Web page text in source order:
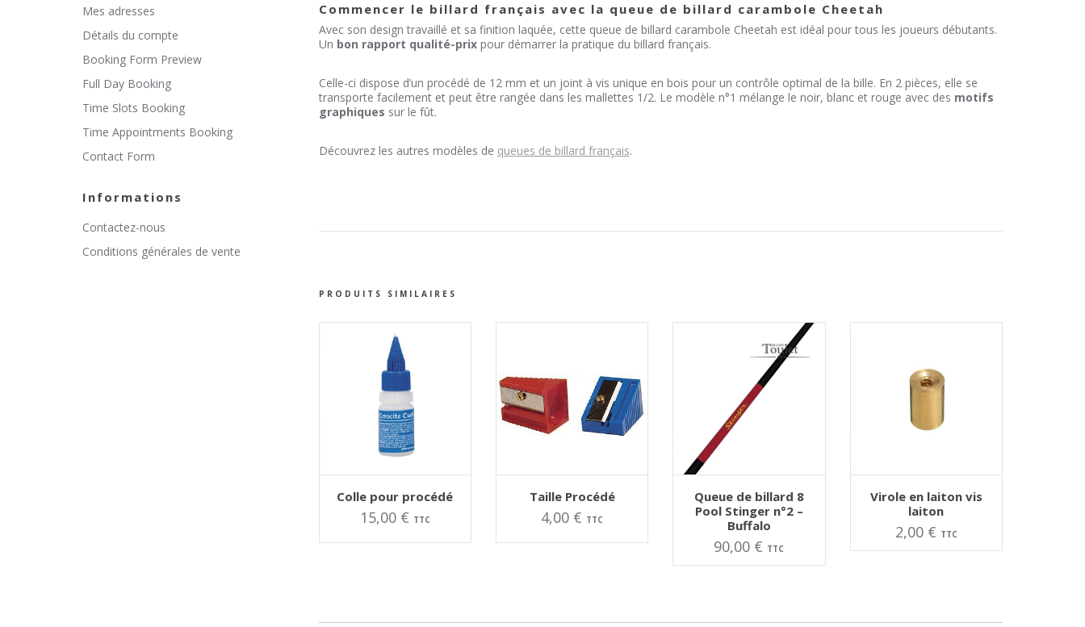
Mes adresses
Détails du compte
Booking Form Preview
Full Day Booking
Time Slots Booking
Time Appointments Booking
Contact Form
Informations
Contactez-nous
Conditions générales de vente
Commencer le billard français avec la queue de billard carambole Cheetah
Avec son design travaillé et sa finition laquée, cette queue de billard carambole Cheetah est idéal pour tous les joueurs débutants.
Un bon rapport qualité-prixpour démarrer la pratique du billard français.
Celle-ci dispose d’un procédé de 12 mm et un joint à vis unique en bois pour un contrôle optimal de la bille. En 2 pièces, elle se
transporte facilement et peut être rangée dans les mallettes 1/2. Le modèle n°1 mélange le noir, blanc et rouge avec des motifs
graphiques sur le fût.
Découvrez les autres modèles de queues de billard français.
PRODUITS SIMILAIRES
Colle pour procédé
15,00 € TTC
Ce
produit
a
variations.
la
Taille Procédé
4,00 € TTC
Queue de billard 8
Pool Stinger n°2 –
Buffalo
90,00 € TTC
Ce
produit
a
plusieurs
variations.
Les
la
Virole en laiton vis
laiton
2,00 € TTC